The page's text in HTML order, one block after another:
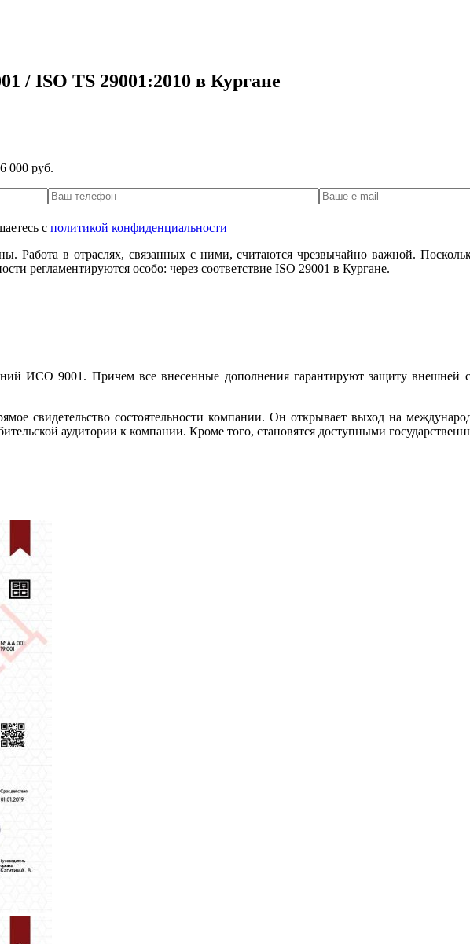
/ ISO TS 29001:2010 в Кургане
000 руб.
с политикой конфиденциальности
Работа в отраслях, связанных с ними, считаются чрезвычайно важной.
регламентируются особо: через соответствие ISO 29001 в Кургане.
ИСО 9001. Причем все внесенные дополнения гарантируют защиту внешней
свидетельство состоятельности компании. Он открывает выход на
аудитории к компании. Кроме того, становятся доступными